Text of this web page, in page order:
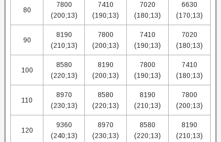
80
7800
(200;13)
7410
(190;13)
7020
(180;13)
6630
(170;13)
90
8190
(210;13)
7800
(200;13)
7410
(190;13)
7020
(180;13)
100
8580
(220;13)
8190
(200;13)
7800
(190;13)
7410
(180;13)
110
8970
(230;13)
8580
(220;13)
8190
(210;13)
7800
(200;13)
120
9360
(240;13)
8970
(230;13)
8580
(220;13)
8190
(210;13)